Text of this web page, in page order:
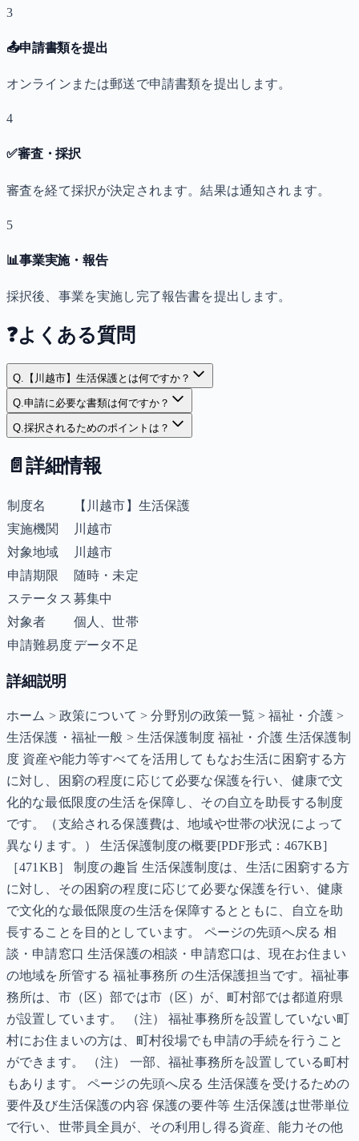
3
📤申請書類を提出
オンラインまたは郵送で申請書類を提出します。
4
✅審査・採択
審査を経て採択が決定されます。結果は通知されます。
5
📊事業実施・報告
採択後、事業を実施し完了報告書を提出します。
❓よくある質問
Q. 【川越市】生活保護とは何ですか？
Q.申請に必要な書類は何ですか？
Q.採択されるためのポイントは？
📄 詳細情報
制度名
【川越市】生活保護
実施機関
川越市
対象地域
川越市
申請期限
随時・未定
ステータス 募集中
対象者
個人、世帯
申請難易度データ不足
詳細説明
ホーム > 政策について > 分野別の政策一覧 > 福祉・介護 >
生活保護・福祉一般 > 生活保護制度 福祉・介護 生活保護制
度 資産や能力等すべてを活用してもなお生活に困窮する方
に対し、困窮の程度に応じて必要な保護を行い、健康で文
化的な最低限度の生活を保障し、その自立を助長する制度
です。（支給される保護費は、地域や世帯の状況によって
異なります。） 生活保護制度の概要[PDF形式：467KB]
［471KB］ 制度の趣旨 生活保護制度は、生活に困窮する方
に対し、その困窮の程度に応じて必要な保護を行い、健康
で文化的な最低限度の生活を保障するとともに、自立を助
長することを目的としています。 ページの先頭へ戻る 相
談・申請窓口 生活保護の相談・申請窓口は、現在お住まい
の地域を所管する 福祉事務所 の生活保護担当です。福祉事
務所は、市（区）部では市（区）が、町村部では都道府県
が設置しています。 （注） 福祉事務所を設置していない町
村にお住まいの方は、町村役場でも申請の手続を行うこと
ができます。 （注） 一部、福祉事務所を設置している町村
もあります。 ページの先頭へ戻る 生活保護を受けるための
要件及び生活保護の内容 保護の要件等 生活保護は世帯単位
で行い、世帯員全員が、その利用し得る資産、能力その他